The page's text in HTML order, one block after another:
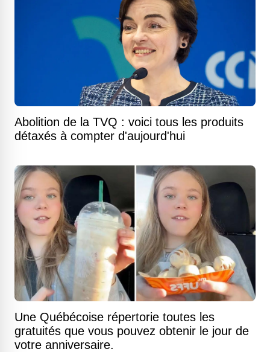
Abolition de la TVQ : voici tous les produits
détaxés à compter d'aujourd'hui
Une Québécoise répertorie toutes les
gratuités que vous pouvez obtenir le jour de
votre anniversaire.